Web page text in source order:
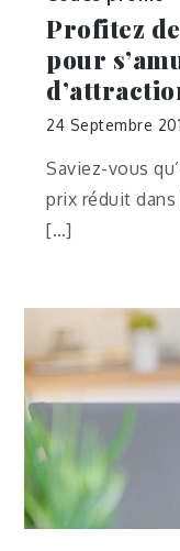
Profitez
pour
24 Septembre
Saviez-vous
prix réduit dans
[…]